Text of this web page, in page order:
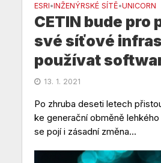
ESRI•INŽENÝRSKÉ SÍTĚ•UNICORN
CETIN bude pro
své síťové
používat
13. 1. 2021
Po zhruba deseti letech
ke generační obměně lehkého
se pojí i zásadní změna...